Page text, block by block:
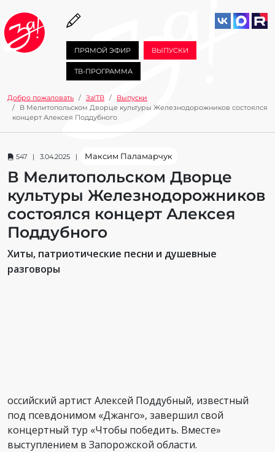
ПРЯМОЙ ЭФИР ВЫПУСКИ
ТВ-ПРОГРАММА
Добро пожаловать За!ТВ
Выпуски
В Мелитопольском Дворце культуры Железнодорожников состоялся
концерт Алексея Поддубного
547 | 3.04.2025 | Максим Паламарчук
В Мелитопольском Дворце
культуры Железнодорожников
состоялся концерт Алексея
Поддубного
Хиты, патриотические песни и душевные
разговоры
оссийский артист Алексей Поддубный, известный
под псевдонимом «Джанго», завершил свой
концертный тур «Чтобы победить. Вместе»
выступлением в Запорожской области.